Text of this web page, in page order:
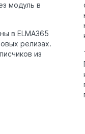
модуль в
в ELMA365
релизах.
из